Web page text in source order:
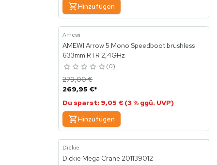
Hinzufügen
Amewi
AMEWI Arrow 5 Mono Speedboot brushless
633mm RTR 2,4GHz
0
269,95 €*
279,00 €
Du sparst: 9,05 € (3 % ggü. UVP)
Hinzufügen
Dickie
Dickie Mega Crane 201139012